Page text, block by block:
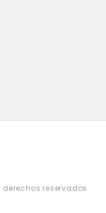
derechos reservados.